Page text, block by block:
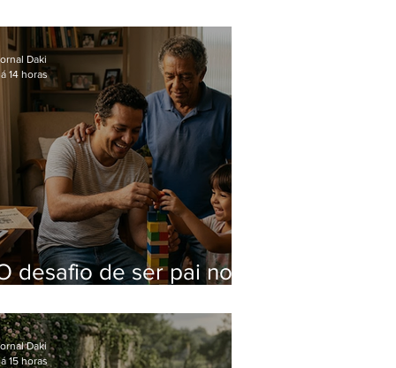
Hospital do Andaraí
desafio de ser pai no
Daki
14 horas
Daki
15 horas